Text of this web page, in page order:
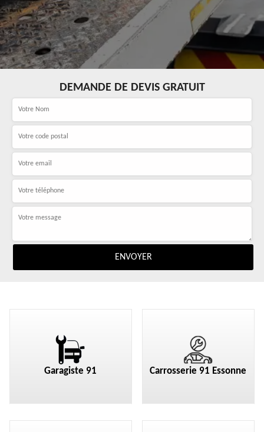
DEMANDE DE DEVIS GRATUIT
Garagiste 91 Carrosserie 91 Essonne